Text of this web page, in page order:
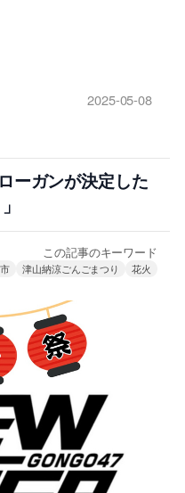
2025-05-08
ーガンが決定した
この記事のキーワード
津山納涼ごんごまつり 花火